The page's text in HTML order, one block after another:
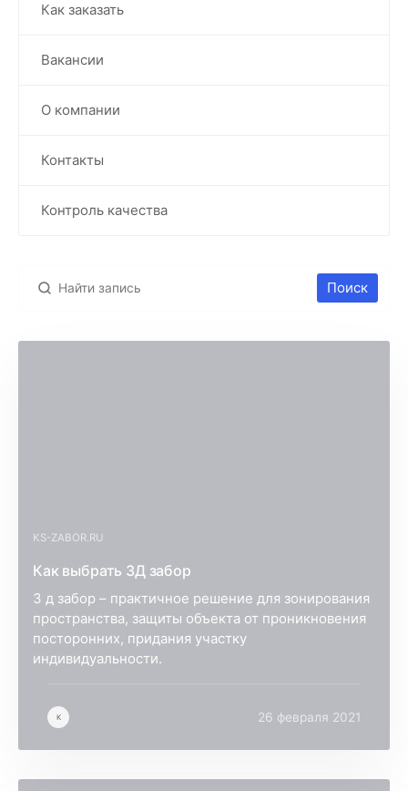
Как заказать
Вакансии
О компании
Контакты
Контроль качества
Поиск
KS-ZABOR.RU
Как выбрать 3Д забор
3 д забор – практичное решение для зонирования
пространства, защиты объекта от проникновения
посторонних, придания участку
индивидуальности.
K 26 февраля 2021